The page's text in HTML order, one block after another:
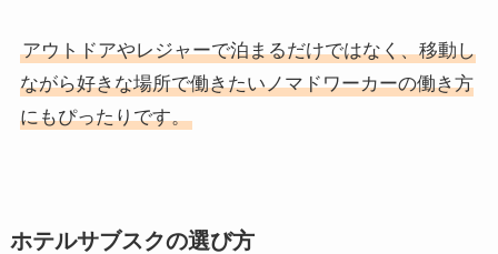
アウトドアやレジャーで泊まるだけではなく、移動し
ながら好きな場所で働きたいノマドワーカーの働き方
にもぴったりです。
ホテルサブスクの選び方